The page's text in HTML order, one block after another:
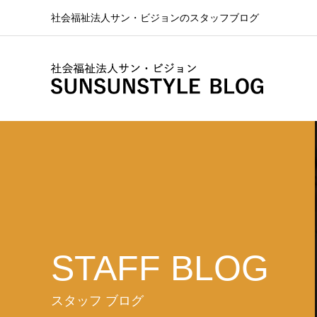
社会福祉法人サン・ビジョンのスタッフブログ
STAFF BLOG
スタッフ ブログ